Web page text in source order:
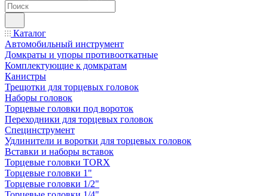
Каталог
Автомобильный инструмент
Домкраты и упоры противооткатные
Комплектующие к домкратам
Канистры
Трещотки для торцевых головок
Наборы головок
Торцевые головки под вороток
Переходники для торцевых головок
Специнструмент
Удлинители и воротки для торцевых головок
Вставки и наборы вставок
Торцевые головки TORX
Торцевые головки 1"
Торцевые головки 1/2"